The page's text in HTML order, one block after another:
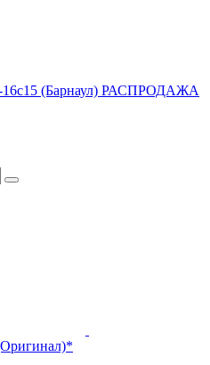
(Барнаул) РАСПРОДАЖА